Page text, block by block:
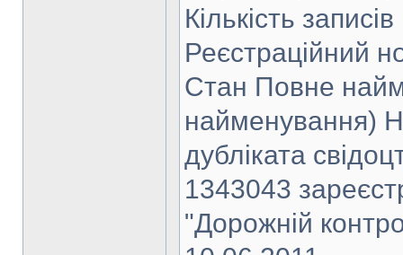
Кількість
Реєстраційний
Стан Повне
найменування)
дубліката
1343043
"Дорожній